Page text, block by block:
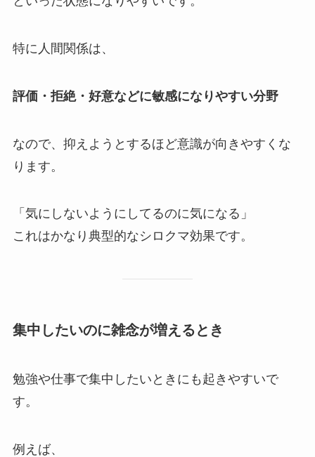
特に人間関係は、
評価・拒絶・好意などに敏感になりやすい分野
なので、抑えようとするほど意識が向きやすくな
ります。
「気にしないようにしてるのに気になる」
これはかなり典型的なシロクマ効果です。
集中したいのに雑念が増えるとき
勉強や仕事で集中したいときにも起きやすいで
す。
例えば、